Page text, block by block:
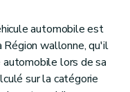
automobile est
wallonne, qu'il
automobile lors de sa
sur la catégorie